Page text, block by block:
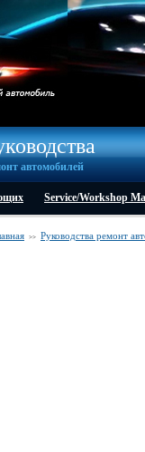
автомобилей
Service/Workshop
>> Руководства ремонт